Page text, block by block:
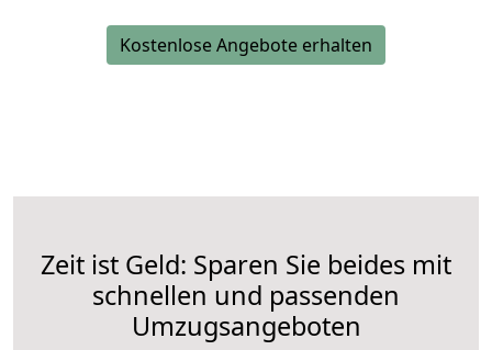
Kostenlose Angebote erhalten
Zeit ist Geld: Sparen Sie beides mit
schnellen und passenden
Umzugsangeboten